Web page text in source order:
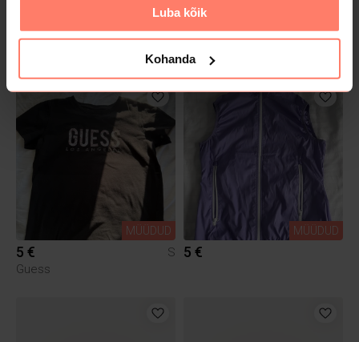
Luba kõik
Kohanda
9 €
XS 7 €
S
Lacoste
MÜÜDUD
5 €
S
Guess
MÜÜDUD
5 €